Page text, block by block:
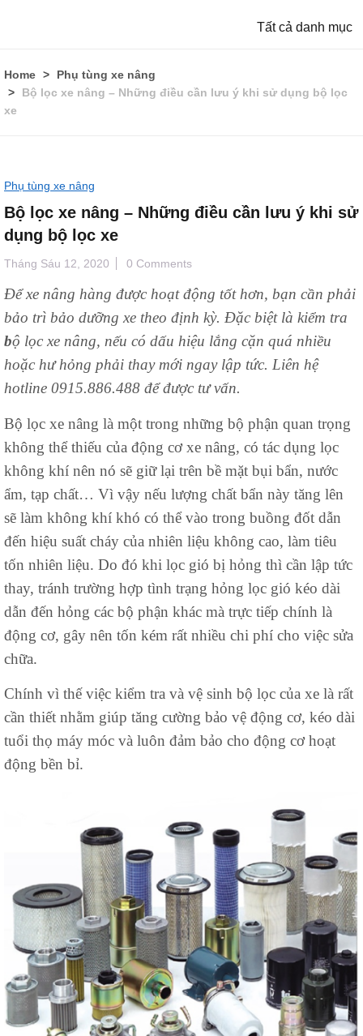
Tất cả danh mục
Home
Phụ tùng xe nâng
Bộ lọc xe nâng – Những điều cần lưu ý khi sử dụng bộ lọc
xe
Phụ tùng xe nâng
Bộ lọc xe nâng – Những điều cần lưu ý khi sử
dụng bộ lọc xe
Tháng Sáu 12, 2020 0 Comments
Để xe nâng hàng được hoạt động tốt hơn, bạn cần phải
bảo trì bảo dưỡng xe theo định kỳ. Đặc biệt là kiểm tra
bộ lọc xe nâng, nếu có dấu hiệu lắng cặn quá nhiều
hoặc hư hỏng phải thay mới ngay lập tức. Liên hệ
hotline 0915.886.488 để được tư vấn.
Bộ lọc xe nâng là một trong những bộ phận quan trọng
không thể thiếu của động cơ xe nâng, có tác dụng lọc
không khí nên nó sẽ giữ lại trên bề mặt bụi bẩn, nước
ẩm, tạp chất… Vì vậy nếu lượng chất bẩn này tăng lên
sẽ làm không khí khó có thể vào trong buồng đốt dẫn
đến hiệu suất cháy của nhiên liệu không cao, làm tiêu
tốn nhiên liệu. Do đó khi lọc gió bị hỏng thì cần lập tức
thay, tránh trường hợp tình trạng hỏng lọc gió kéo dài
dẫn đến hỏng các bộ phận khác mà trực tiếp chính là
động cơ, gây nên tốn kém rất nhiều chi phí cho việc sửa
chữa.
Chính vì thế việc kiểm tra và vệ sinh bộ lọc của xe là rất
cần thiết nhằm giúp tăng cường bảo vệ động cơ, kéo dài
tuổi thọ máy móc và luôn đảm bảo cho động cơ hoạt
động bền bỉ.